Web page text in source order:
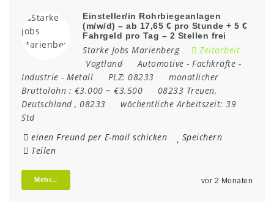
Einsteller/in Rohrbiegeanlagen
(m/w/d) – ab 17,65 € pro Stunde + 5 €
Fahrgeld pro Tag – 2 Stellen frei
Starke Jobs Marienberg
Zeitarbeit
Vogtland
Automotive - Fachkräfte -
Industrie - Metall PLZ: 08233
monatlicher
Bruttolohn : €3.000 ~ €3.500 08233 Treuen,
Deutschland, 08233 wöchentliche Arbeitszeit: 39
Std
einen Freund per E-mail schicken
Speichern
Teilen
Mehr... vor 2 Monaten